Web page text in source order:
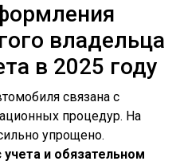
владельца
в 2025 году
связана с
процедур. На
упрощено.
и обязательном